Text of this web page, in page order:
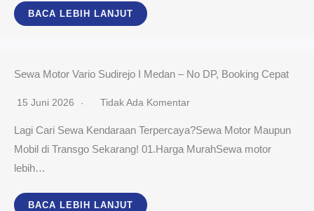
BACA LEBIH LANJUT
Sewa Motor Vario Sudirejo I Medan – No DP, Booking Cepat
15 Juni 2026 Tidak Ada Komentar
Lagi Cari Sewa Kendaraan Terpercaya?Sewa Motor Maupun
Mobil di Transgo Sekarang! 01.Harga MurahSewa motor
lebih…
BACA LEBIH LANJUT